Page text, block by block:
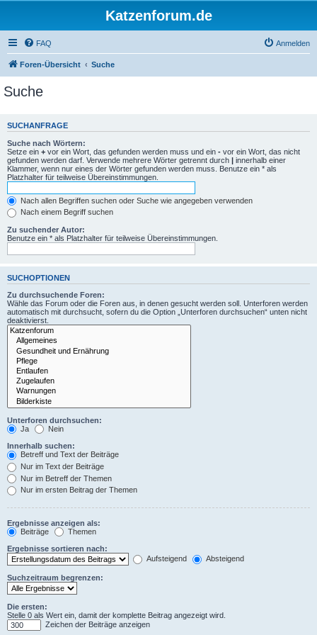
Katzenforum.de
FAQ Anmelden
Foren-Übersicht Suche
Suche
SUCHANFRAGE
Suche nach Wörtern:
Setze ein + vor ein Wort, das gefunden werden muss und ein - vor ein Wort, das nicht
gefunden werden darf. Verwende mehrere Wörter getrennt durch | innerhalb einer
Klammer, wenn nur eines der Wörter gefunden werden muss. Benutze ein * als
Platzhalter für teilweise Übereinstimmungen.
Nach allen Begriffen suchen oder Suche wie angegeben verwenden
Nach einem Begriff suchen
Zu suchender Autor:
Benutze ein * als Platzhalter für teilweise Übereinstimmungen.
SUCHOPTIONEN
Zu durchsuchende Foren:
Wähle das Forum oder die Foren aus, in denen gesucht werden soll. Unterforen werden
automatisch mit durchsucht, sofern du die Option „Unterforen durchsuchen“ unten nicht
deaktivierst.
Unterforen durchsuchen:
Ja
Nein
Innerhalb suchen:
Betreff und Text der Beiträge
Nur im Text der Beiträge
Nur im Betreff der Themen
Nur im ersten Beitrag der Themen
Ergebnisse anzeigen als:
Beiträge
Themen
Ergebnisse sortieren nach:
Aufsteigend
Absteigend
Suchzeitraum begrenzen:
Die ersten:
Stelle 0 als Wert ein, damit der komplette Beitrag angezeigt wird.
Zeichen der Beiträge anzeigen